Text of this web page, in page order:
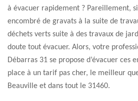
à évacuer rapidement ? Pareillement,
encombré de gravats à la suite de
déchets verts suite à des travaux de
doute tout évacuer. Alors, votre
Débarras 31 se propose d’évacuer ces
place à un tarif pas cher, le meilleur
Beauville et dans tout le 31460.